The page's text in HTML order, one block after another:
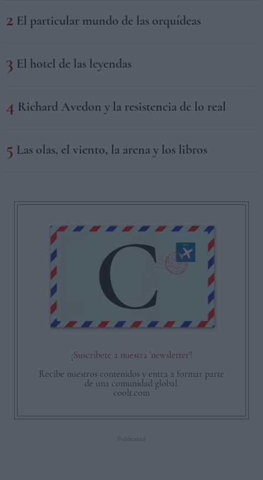
El particular mundo de las orquídeas
El hotel de las leyendas
Richard Avedon y la resistencia de lo real
Las olas, el viento, la arena y los libros
¡Suscríbete a nuestra 'newsletter'!
Recibe nuestros contenidos y entra a formar parte
de una comunidad global.
coolt.com